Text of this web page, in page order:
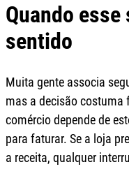
Quando
sentido
Muita gente associa
mas a decisão costuma
comércio depende de
para faturar. Se a loja
a receita, qualquer